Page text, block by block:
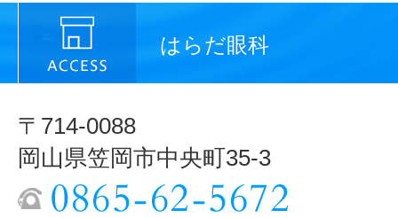
はらだ眼科
〒714-0088
岡山県笠岡市中央町35-3